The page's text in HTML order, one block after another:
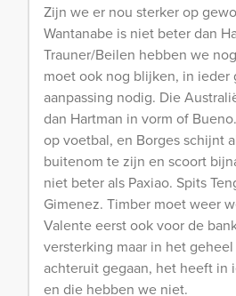
Zijn we er nou sterker op
Wantanabe is niet beter dan
Trauner/Beilen hebben we
moet ook nog blijken, in ieder
aanpassing nodig. Die
dan Hartman in vorm of
op voetbal, en Borges schijnt
buitenom te zijn en scoort
niet beter als Paxiao. Spits
Gimenez. Timber moet weer
Valente eerst ook voor de
versterking maar in het
achteruit gegaan, het heeft in
en die hebben we niet.